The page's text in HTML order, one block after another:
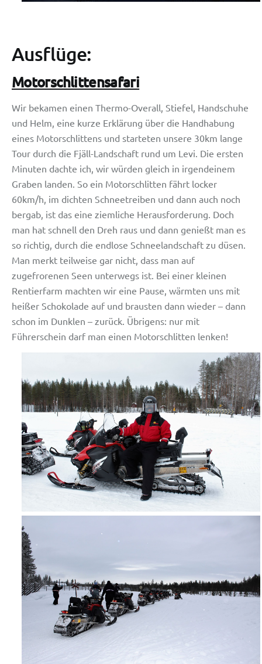
Ausflüge:
Motorschlittensafari
Wir bekamen einen Thermo-Overall, Stiefel, Handschuhe
und Helm, eine kurze Erklärung über die Handhabung
eines Motorschlittens und starteten unsere 30km lange
Tour durch die Fjäll-Landschaft rund um Levi. Die ersten
Minuten dachte ich, wir würden gleich in irgendeinem
Graben landen. So ein Motorschlitten fährt locker
60km/h, im dichten Schneetreiben und dann auch noch
bergab, ist das eine ziemliche Herausforderung. Doch
man hat schnell den Dreh raus und dann genießt man es
so richtig, durch die endlose Schneelandschaft zu düsen.
Man merkt teilweise gar nicht, dass man auf
zugefrorenen Seen unterwegs ist. Bei einer kleinen
Rentierfarm machten wir eine Pause, wärmten uns mit
heißer Schokolade auf und brausten dann wieder – dann
schon im Dunklen – zurück. Übrigens: nur mit
Führerschein darf man einen Motorschlitten lenken!